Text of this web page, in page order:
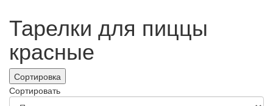
Тарелки для пиццы
красные
Сортировка
Сортировать